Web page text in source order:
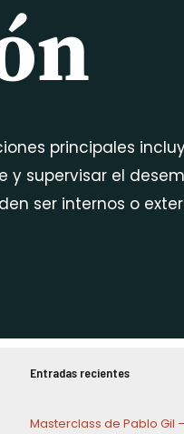
principales
supervisar el
ser internos o
Entradas recientes
Masterclass de Pablo Gil